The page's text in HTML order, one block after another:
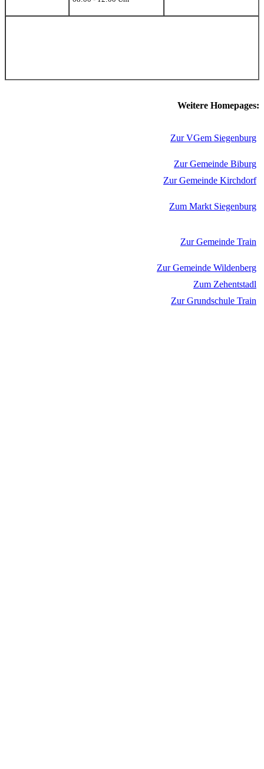
Weitere Homepages:
Zur VGem Siegenburg
Zur Gemeinde Biburg
Zur Gemeinde Kirchdorf
Zum Markt Siegenburg
Zur Gemeinde Train
Zur Gemeinde Wildenberg
Zum Zehentstadl
Zur Grundschule Train